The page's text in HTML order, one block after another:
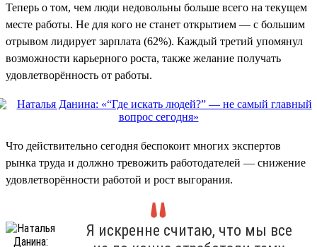
Теперь о том, чем люди недовольны больше всего на текущем
месте работы. Не для кого не станет открытием — с большим
отрывом лидирует зарплата (62%). Каждый третий упомянул
возможности карьерного роста, также желание получать
удовлетворённость от работы.
Что действительно сегодня беспокоит многих экспертов
рынка труда и должно тревожить работодателей — снижение
удовлетворённости работой и рост выгорания.
Я искренне считаю, что мы все